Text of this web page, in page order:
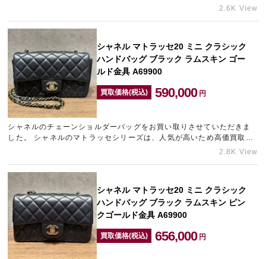
りとした査定額を提示させていただきました。 お持ちのブラン…2.6K View
シャネル マトラッセ20 ミニ クラシック
ハンドバッグ ブラック ラムスキン ゴー
ルド金具 A69900
買取価格(税込) 590,000 円
シャネルのチェーンショルダーバッグをお買い取りさせていただきま
した。 シャネルのマトラッセシリーズは、人気が高いため高価買取が
期待できます。 ご自宅に眠っているシャネルのバッグはござい…2.8K View
シャネル マトラッセ20 ミニ クラシック
ハンドバッグ ブラック ラムスキン ピン
クゴールド金具 A69900
買取価格(税込) 656,000 円